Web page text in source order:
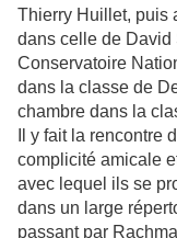
Thierry Huillet, puis
dans celle de David
Conservatoire
dans la classe de
chambre dans la
Il y fait la rencontre
complicité amicale
avec lequel ils se
dans un large
passant par